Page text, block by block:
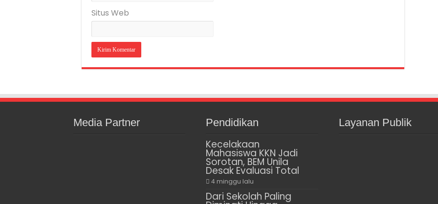
Situs Web
Media Partner Pendidikan
Kecelakaan
Mahasiswa KKN Jadi
Sorotan, BEM Unila
Desak Evaluasi Total
4 minggu lalu
Dari Sekolah Paling
Layanan Publik